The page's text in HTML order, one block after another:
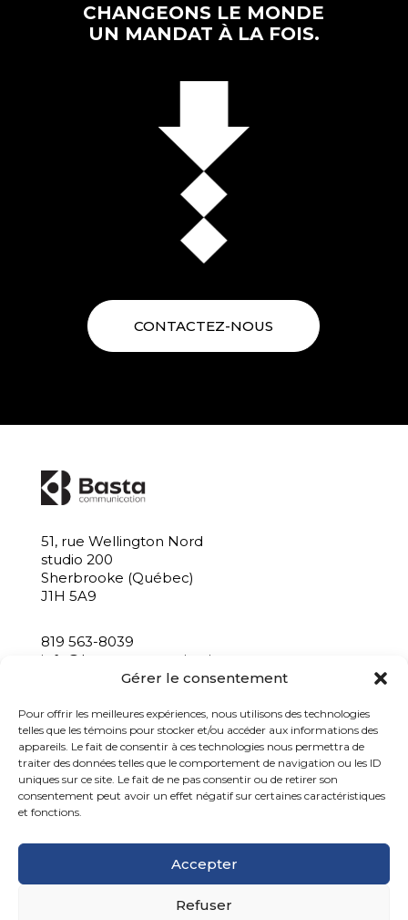
Gérer le consentement
Pour offrir les meilleures expériences, nous utilisons des technologies
telles que les témoins pour stocker et/ou accéder aux informations des
appareils. Le fait de consentir à ces technologies nous permettra de
traiter des données telles que le comportement de navigation ou les ID
uniques sur ce site. Le fait de ne pas consentir ou de retirer son
consentement peut avoir un effet négatif sur certaines caractéristiques
et fonctions.
Accepter
Refuser
CHANGEONS LE MONDE
UN MANDAT À LA FOIS.
CONTACTEZ-NOUS
51, rue Wellington Nord
studio 200
Sherbrooke (Québec)
J1H 5A9
819 563-8039
info@bastacommunication.ca